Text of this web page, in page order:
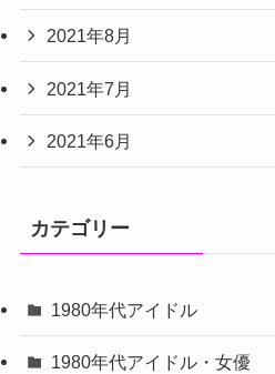
2021年8月
2021年7月
2021年6月
カテゴリー
1980年代アイドル
1980年代アイドル・女優